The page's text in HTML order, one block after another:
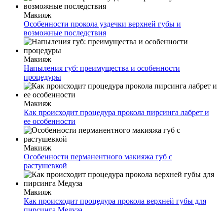
Макияж
Особенности прокола уздечки верхней губы и
возможные последствия
Макияж
Напыления губ: преимущества и особенности
процедуры
Макияж
Как происходит процедура прокола пирсинга лабрет и
ее особенности
Макияж
Особенности перманентного макияжа губ с
растушевкой
Макияж
Как происходит процедура прокола верхней губы для